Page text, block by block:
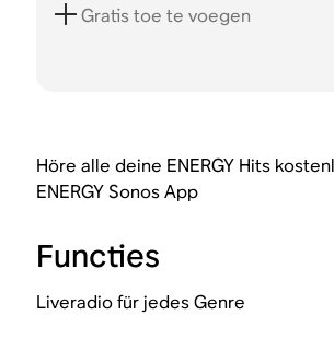
Gratis toe te voegen
Höre alle deine ENERGY Hits
ENERGY Sonos App
Functies
Liveradio für jedes Genre